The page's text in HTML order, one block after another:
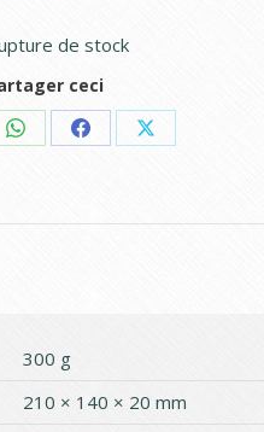
de stock
ceci
Share
WhatsApp
Share
Facebook
Share
X
300 g
210 × 140 × 20 mm